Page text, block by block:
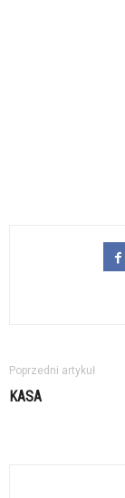
Poprzedni artykuł
KASA